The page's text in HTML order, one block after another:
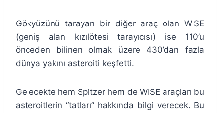
Gökyüzünü tarayan bir diğer araç olan WISE
(geniş alan kızılötesi tarayıcısı) ise 110’u
önceden bilinen olmak üzere 430’dan fazla
dünya yakını asteroiti keşfetti.
Gelecekte hem Spitzer hem de WISE araçları bu
asteroitlerin “tatları” hakkında bilgi verecek. Bu